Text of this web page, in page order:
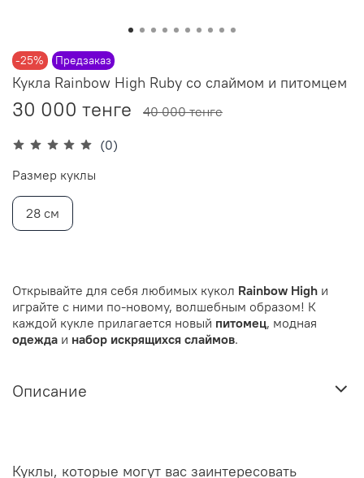
-25% Предзаказ
(0)
Кукла Rainbow High Ruby со слаймом и питомцем
30 000 тенге 40 000 тенге
Размер куклы
28 см
Открывайте для себя любимых кукол Rainbow High и
играйте с ними по-новому, волшебным образом! К
каждой кукле прилагается новый питомец, модная
одежда и набор искрящихся слаймов.
Описание
Куклы, которые могут вас заинтересовать